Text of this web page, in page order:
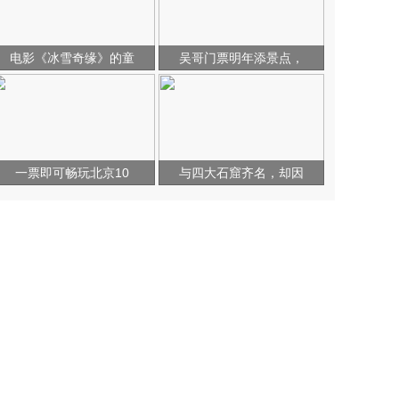
电影《冰雪奇缘》的童 吴哥门票明年添景点，
一票即可畅玩北京10 与四大石窟齐名，却因